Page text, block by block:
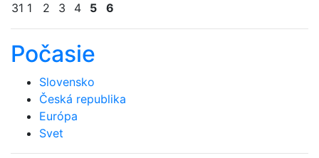
31 1 2 3 4 5 6
Počasie
Slovensko
Česká republika
Európa
Svet